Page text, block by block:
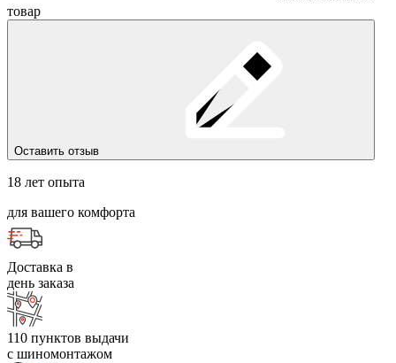
товар
Оставить отзыв
18 лет опыта
для вашего комфорта
Доставка в
день заказа
110 пунктов выдачи
с шиномонтажом